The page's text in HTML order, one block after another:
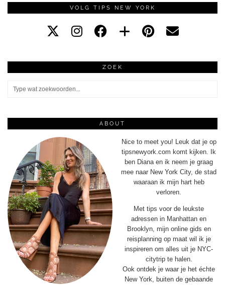
VOLG TIPS NEW YORK
ZOEK
ABOUT
Nice to meet you! Leuk dat je op
tipsnewyork.com komt kijken. Ik
ben Diana en ik neem je graag
mee naar New York City, de stad
waaraan ik mijn hart heb
verloren.
Met tips voor de leukste
adressen in Manhattan en
Brooklyn, mijn online gids en
reisplanning op maat wil ik je
inspireren om alles uit je NYC-
citytrip te halen.
Ook ontdek je waar je het échte
New York, buiten de gebaande